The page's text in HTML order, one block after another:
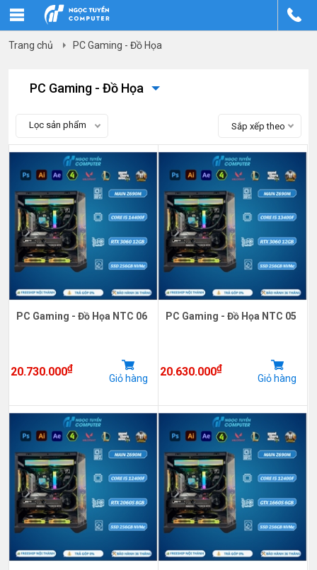
Trang chủ PC Gaming - Đồ Họa
PC Gaming - Đồ Họa
Lọc sản phẩm Sắp xếp theo
PC Gaming - Đồ Họa NTC 06
20.730.000₫
Giỏ hàng
PC Gaming - Đồ Họa NTC 05
20.630.000₫
Giỏ hàng